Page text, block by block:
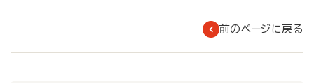
前のページに戻る